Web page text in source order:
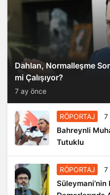
Dahlan, Normalleşme
mi Çalışıyor?
7 ay önce
RÖPORTAJ 7
Bahreynli
Tutuklu
RÖPORTAJ 7
Süleymani’nin